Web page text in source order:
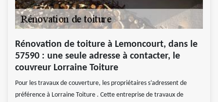
Rénovation de toiture à Lemoncourt, dans le
57590 : une seule adresse à contacter, le
couvreur Lorraine Toiture
Pour les travaux de couverture, les propriétaires s’adressent de
préférence à Lorraine Toiture . Cette entreprise de travaux de